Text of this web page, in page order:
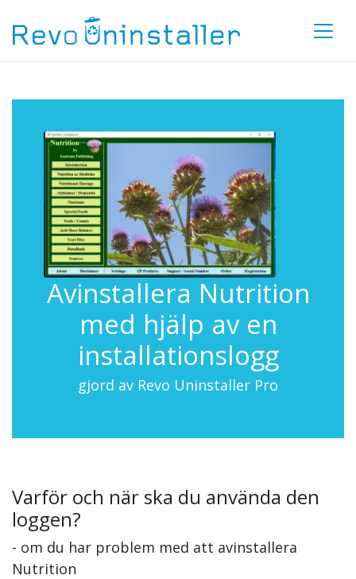
Avinstallera Nutrition
med hjälp av en
installationslogg
gjord av Revo Uninstaller Pro
Varför och när ska du använda den
loggen?
- om du har problem med att avinstallera
Nutrition